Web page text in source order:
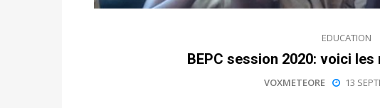
EDUCATION
BEPC session 2020: voici
VOXMETEORE 13